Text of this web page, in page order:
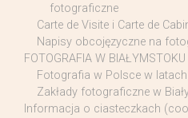
fotograficzne
Carte de Visite i Carte de
Napisy obcojęzyczne na
FOTOGRAFIA W BIAŁYMSTOKU II
Fotografia w Polsce w
Zakłady fotograficzne w
Informacja o ciasteczkach